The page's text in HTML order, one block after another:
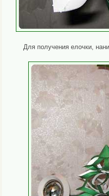
Для получения елочки,